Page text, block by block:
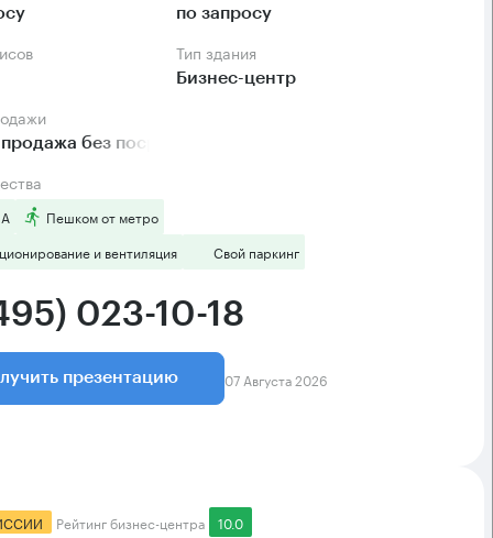
по запросу
Тип здания
Бизнес-центр
без посредников
Пешком от метро
и вентиляция
Свой паркинг
023-10-18
презентацию 07 Августа 2026
Рейтинг бизнес-центра 10.0